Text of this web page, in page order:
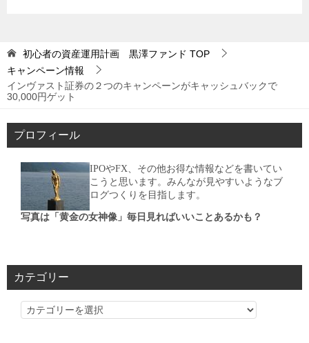
初心者の資産運用計画 黒澤ファンド TOP
キャンペーン情報
インヴァスト証券の２つのキャンペーンがキャッシュバックで
30,000円ゲット
プロフィール
IPOやFX、その他お得な情報などを書いてい
こうと思います。みんなが見やすいようなブ
ログつくりを目指します。
写真は「黄金の女神像」毎日見ればいいことあるかも？
カテゴリー
カ